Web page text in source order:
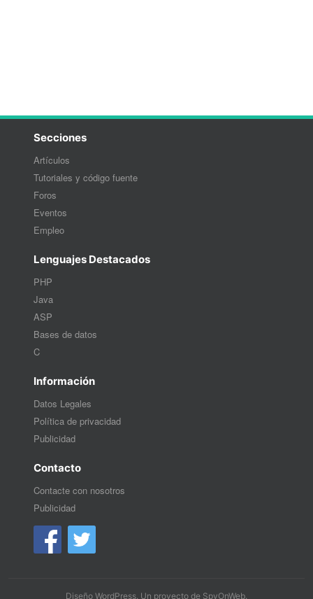
Secciones
Artículos
Tutoriales y código fuente
Foros
Eventos
Empleo
Lenguajes Destacados
PHP
Java
ASP
Bases de datos
C
Información
Datos Legales
Política de privacidad
Publicidad
Contacto
Contacte con nosotros
Publicidad
Diseño WordPress. Un proyecto de SpyOnWeb.